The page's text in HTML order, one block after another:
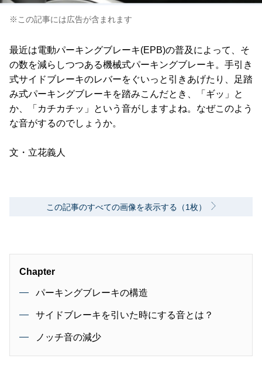
※この記事には広告が含まれます
最近は電動パーキングブレーキ(EPB)の普及によって、そ
の数を減らしつつある機械式パーキングブレーキ。手引き
式サイドブレーキのレバーをぐいっと引きあげたり、足踏
み式パーキングブレーキを踏みこんだとき、「ギッ」と
か、「カチカチッ」という音がしますよね。なぜこのよう
な音がするのでしょうか。
文・立花義人
この記事のすべての画像を表示する（1枚）
Chapter
パーキングブレーキの構造
サイドブレーキを引いた時にする音とは？
ノッチ音の減少